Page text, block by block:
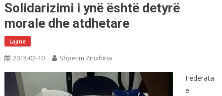
Solidarizimi i ynë është detyrë
morale dhe atdhetare
Lajme
2015-02-10 Shpetim Zinxhiria
Federata
e